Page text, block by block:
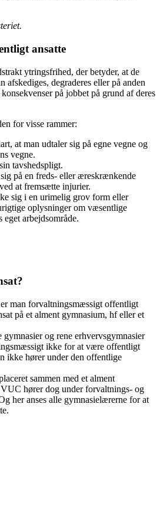
ansatte
ytringsfrihed, der betyder, at de
afskediges, degraderes eller på anden
på jobbet på grund af deres
for visse rammer:
at man udtaler sig på egne vegne og
vegne.
tavshedspligt.
på en freds- eller æreskrænkende
at fremsætte injurier.
sig i en urimelig grov form eller
oplysninger om væsentlige
arbejdsområde.
man forvaltningsmæssigt offentligt
på et alment gymnasium, hf eller et
gymnasier og rene erhvervsgymnasier
ikke for at være offentligt
ikke hører under den offentlige
sammen med et alment
hører dog under forvaltnings- og
her anses alle gymnasielærerne for at